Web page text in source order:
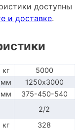
доступны
и доставке.
кг
5000
мм
1250х3000
мм
375-450-540
2/2
кг
328